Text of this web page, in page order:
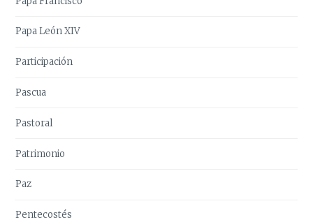
Papa León XIV
Participación
Pascua
Pastoral
Patrimonio
Paz
Pentecostés